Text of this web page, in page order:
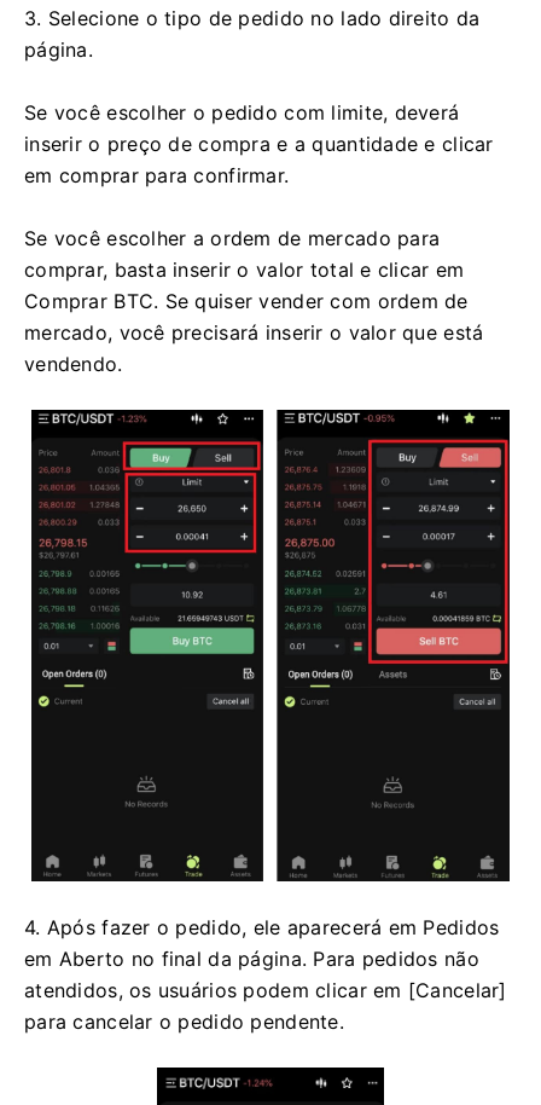
3. Selecione o tipo de pedido no lado direito da
página.
Se você escolher o pedido com limite, deverá
inserir o preço de compra e a quantidade e clicar
em comprar para confirmar.
Se você escolher a ordem de mercado para
comprar, basta inserir o valor total e clicar em
Comprar BTC. Se quiser vender com ordem de
mercado, você precisará inserir o valor que está
vendendo.
4. Após fazer o pedido, ele aparecerá em Pedidos
em Aberto no final da página. Para pedidos não
atendidos, os usuários podem clicar em [Cancelar]
para cancelar o pedido pendente.